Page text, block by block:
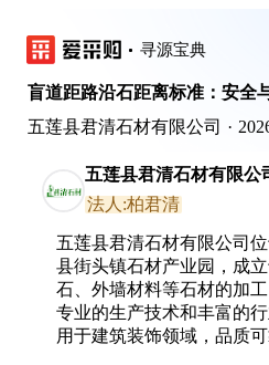
寻源宝典
盲道距路沿石距离标准：安全
五莲县君清石材有限公司 ·
五莲县君清石材有限公
法人:柏君清
五莲县君清石材有限公司
县街头镇石材产业园，成
石、外墙材料等石材的加
专业的生产技术和丰富的
用于建筑装饰领域，品质可